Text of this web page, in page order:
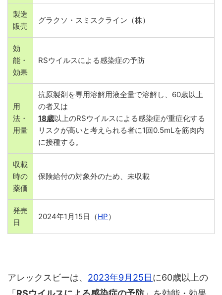
製造
販売
グラクソ・スミスクライン（株）
効
能・
効果
RSウイルスによる感染症の予防
用
法・
用量
抗原製剤を専用溶解用液全量で溶解し、60歳以上
の者又は
18歳以上のRSウイルスによる感染症が重症化する
リスクが高いと考えられる者に1回0.5mLを筋肉内
に接種する。
収載
時の
薬価
保険給付の対象外のため、未収載
発売
日
2024年1月15日（HP）
アレックスビーは、 2023年9月25日に60歳以上の